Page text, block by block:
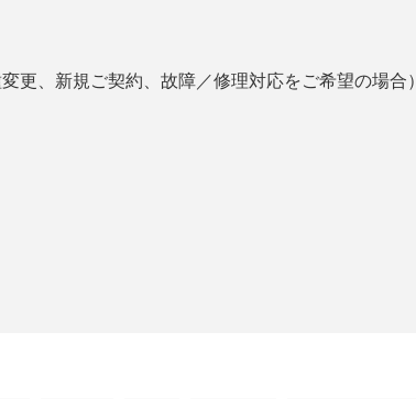
更、新規ご契約、故障／修理対応をご希望の場合）